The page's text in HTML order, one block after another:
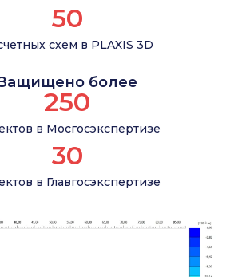
определяется по техническому
эту услугу
профессиональный расчёт
рекомендации, полностью
схем в PLAXIS 3D
50
более
в Мосгосэкспертизе
250
в Главгосэкспертизе
30